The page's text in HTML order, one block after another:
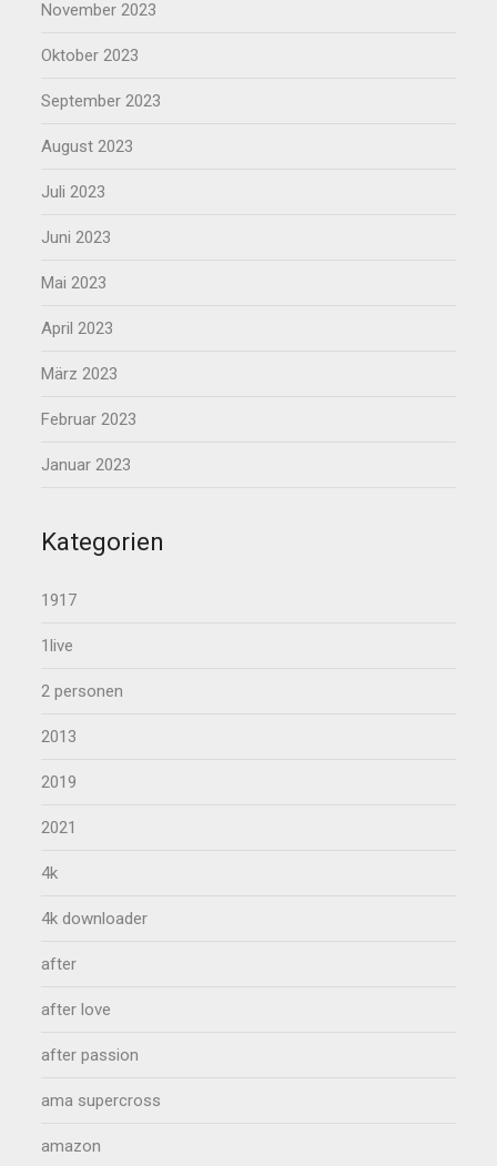
November 2023
Oktober 2023
September 2023
August 2023
Juli 2023
Juni 2023
Mai 2023
April 2023
März 2023
Februar 2023
Januar 2023
Kategorien
1917
1live
2 personen
2013
2019
2021
4k
4k downloader
after
after love
after passion
ama supercross
amazon